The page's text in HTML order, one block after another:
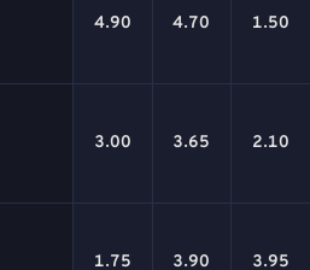
4.90 4.70 1.50
3.00 3.65 2.10
1.75 3.90 3.95